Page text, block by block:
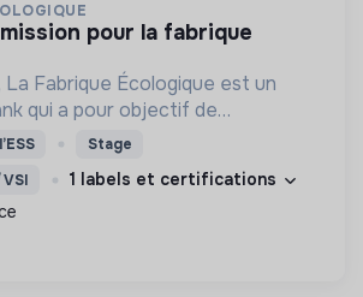
La Fabrique Écologique est un
qui a pour objectif de
et le développement durable
Stage
1 labels et certifications